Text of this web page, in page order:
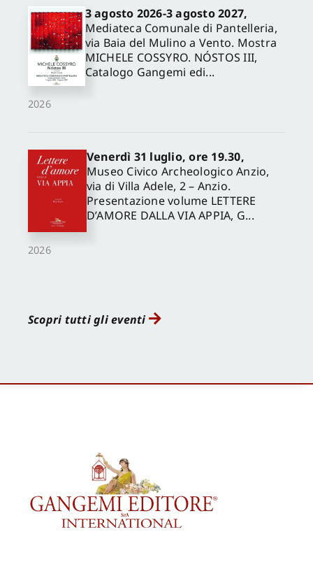
2026
3 agosto 2026-3 agosto 2027,
Mediateca Comunale di Pantelleria,
via Baia del Mulino a Vento. Mostra
MICHELE COSSYRO. NÓSTOS III,
Catalogo Gangemi edi...
2026
Venerdì 31 luglio, ore 19.30,
Museo Civico Archeologico Anzio,
via di Villa Adele, 2 – Anzio.
Presentazione volume LETTERE
D’AMORE DALLA VIA APPIA, G...
Scopri tutti gli eventi